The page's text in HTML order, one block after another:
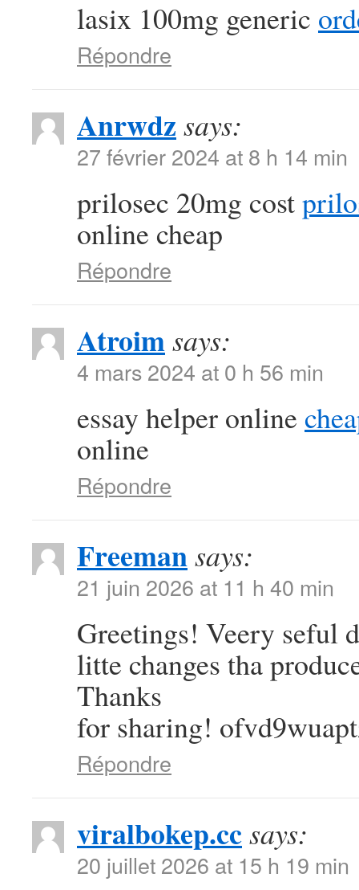
lasix 100mg generic
Répondre
Anrwdz says:
27 février 2024 at 8 h 14 min
prilosec 20mg cost
online cheap
Répondre
Atroimsays:
4 mars 2024 at 0 h 56 min
essay helper online
online
Répondre
Freemansays:
21 juin 2026 at 11 h 40 min
Greetings! Veery seful
litte changes tha
Thanks
for sharing!
Répondre
viralbokep.ccsays:
20 juillet 2026 at 15 h 19 min